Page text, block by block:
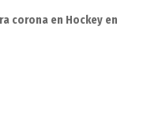
corona en Hockey en